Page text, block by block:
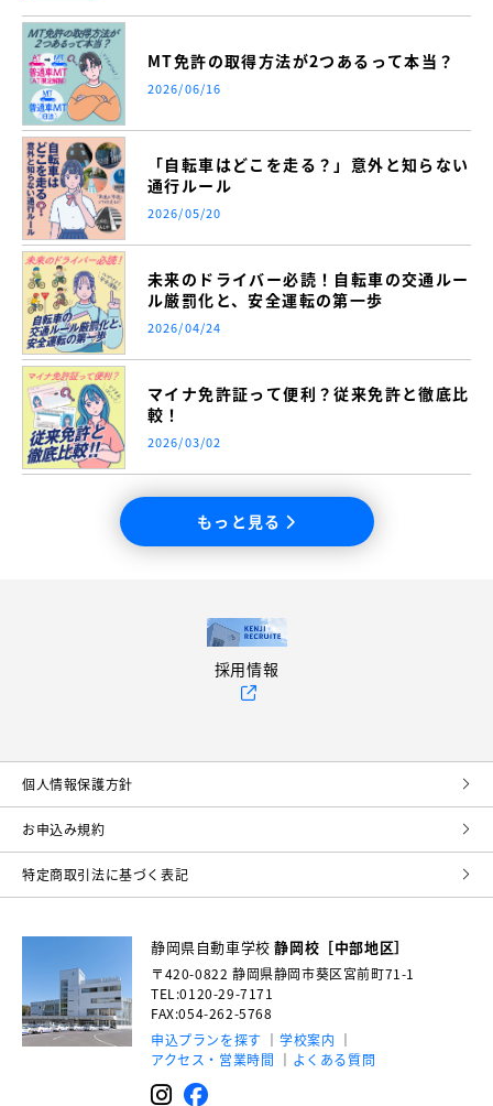
MT免許の取得方法が2つあるって本当？
2026/06/16
「自転車はどこを走る？」意外と知らない
通行ルール
2026/05/20
未来のドライバー必読！自転車の交通ルー
ル厳罰化と、安全運転の第一歩
2026/04/24
マイナ免許証って便利？従来免許と徹底比
較！
2026/03/02
もっと見る
採用情報
個⼈情報保護⽅針
お申込み規約
特定商取引法に基づく表記
静岡県自動車学校静岡校［中部地区］
〒420-0822 静岡県静岡市葵区宮前町71-1
TEL:0120-29-7171
FAX:054-262-5768
申込プランを探す
学校案内
アクセス・営業時間
よくある質問